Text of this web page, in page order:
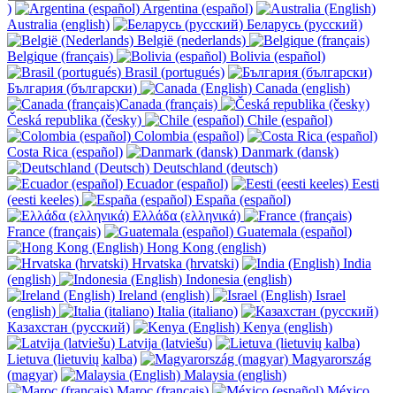
)
Argentina (español)
Australia (english)
Беларусь (русский)
België (nederlands)
Belgique (français)
Bolivia (español)
Brasil (portugués)
България (български)
Canada (english)
Canada (français)
Česká republika (česky)
Chile (español)
Colombia (español)
Costa Rica (español)
Danmark (dansk)
Deutschland (deutsch)
Ecuador (español)
Eesti
(eesti keeles)
España (español)
Ελλάδα (ελληνικά)
France (français)
Guatemala (español)
Hong Kong (english)
Hrvatska (hrvatski)
India
(english)
Indonesia (english)
Ireland (english)
Israel
(english)
Italia (italiano)
Казахстан (русский)
Kenya (english)
Latvija (latviešu)
Lietuva (lietuvių kalba)
Magyarország
(magyar)
Malaysia (english)